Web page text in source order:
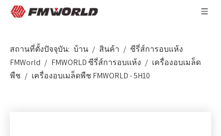
สถานที่ตั้งปัจจุบัน: บ้าน / สินค้า / ซีรี่ส์การอบแห้ง
FMWorld / FMWORLD ซีรี่ส์การอบแห้ง / เครื่องอบเมล็ด
พืช / เครื่องอบเมล็ดพืช FMWORLD - 5H10